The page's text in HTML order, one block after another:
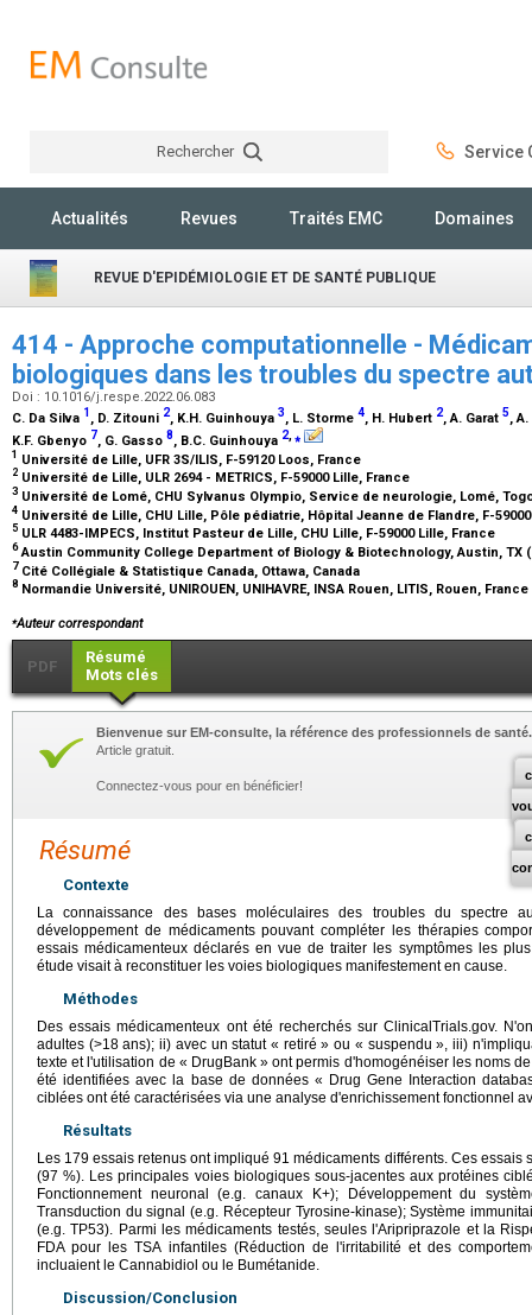
Rechercher Service
Actualités Revues Traités EMC Domaines
REVUE D'EPIDÉMIOLOGIE ET DE SANTÉ PUBLIQUE
414 - Approche computationnelle -
biologiques dans les troubles du spectre
Doi : 10.1016/j.respe.2022.06.083
C. Da Silva 1 , D. Zitouni 2, K.H. Guinhouya 3, L. Storme 4, H. Hubert 2, A. Garat 5,
K.F. Gbenyo 7, G. Gasso 8, B.C. Guinhouya 2 ⁎
1 Université de Lille, UFR 3S/ILIS, F-59120 Loos, France
2 Université de Lille, ULR 2694 - METRICS, F-59000 Lille, France
3 Université de Lomé, CHU Sylvanus Olympio, Service de neurologie, Lomé,
4 Université de Lille, CHU Lille, Pôle pédiatrie, Hôpital Jeanne de Flandre, F-
5 ULR 4483-IMPECS, Institut Pasteur de Lille, CHU Lille, F-59000 Lille, France
6Austin Community College Department of Biology & Biotechnology, Austin, TX
7 Cité Collégiale & Statistique Canada, Ottawa, Canada
8 Normandie Université, UNIROUEN, UNIHAVRE, INSA Rouen, LITIS, Rouen, France
⁎Auteur correspondant
PDF
Résumé
Mots clés
Bienvenue sur EM-consulte, la référence des professionnels de santé.
Article gratuit.
Connectez-vous pour en bénéficier!
Résumé
Contexte
La connaissance des bases moléculaires des troubles du spectre
développement de médicaments pouvant compléter les thérapies
essais médicamenteux déclarés en vue de traiter les symptômes les
étude visait à reconstituer les voies biologiques manifestement en cause.
Méthodes
Des essais médicamenteux ont été recherchés sur ClinicalTrials.gov.
adultes (>18 ans); ii) avec un statut « retiré » ou « suspendu », iii)
texte et l'utilisation de « DrugBank » ont permis d'homogénéiser les noms
été identifiées avec la base de données « Drug Gene Interaction
ciblées ont été caractérisées via une analyse d'enrichissement fonctionnel
Résultats
Les 179 essais retenus ont impliqué 91 médicaments différents. Ces essais
(97 %). Les principales voies biologiques sous-jacentes aux protéines
Fonctionnement neuronal (e.g. canaux K+); Développement du
Transduction du signal (e.g. Récepteur Tyrosine-kinase); Système
(e.g. TP53). Parmi les médicaments testés, seules l'Aripriprazole et la
FDA pour les TSA infantiles (Réduction de l'irritabilité et des
incluaient le Cannabidiol ou le Bumétanide.
Discussion/Conclusion